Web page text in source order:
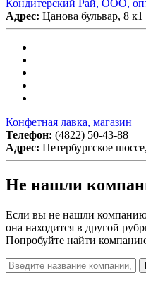
Кондитерский Рай, ООО,
Адрес: Цанова бульвар, 8
Конфетная лавка, магазин
Телефон: (4822) 50-43-88
Адрес: Петербургское
Не нашли
Если вы не нашли
она находится в другой
Попробуйте найти